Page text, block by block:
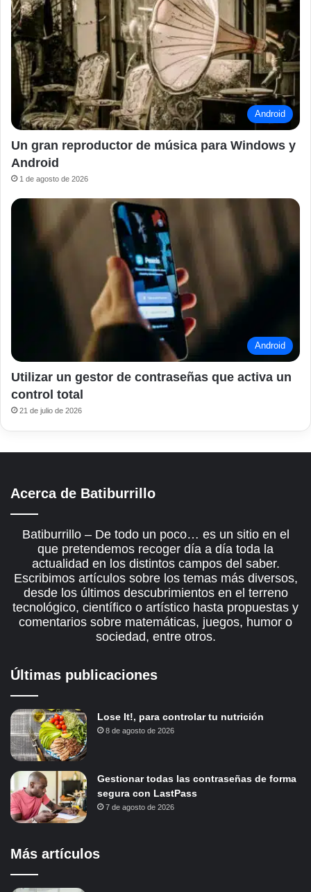
Android
Un gran reproductor de música para Windows y
Android
1 de agosto de 2026
Android
Utilizar un gestor de contraseñas que activa un
control total
21 de julio de 2026
Acerca de Batiburrillo
Batiburrillo – De todo un poco… es un sitio en el
que pretendemos recoger día a día toda la
actualidad en los distintos campos del saber.
Escribimos artículos sobre los temas más diversos,
desde los últimos descubrimientos en el terreno
tecnológico, científico o artístico hasta propuestas y
comentarios sobre matemáticas, juegos, humor o
sociedad, entre otros.
Últimas publicaciones
Lose It!, para controlar tu nutrición
8 de agosto de 2026
Gestionar todas las contraseñas de forma
segura con LastPass
7 de agosto de 2026
Más artículos